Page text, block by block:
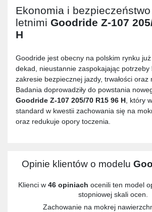
Ekonomia i
letnimi Goodride Z-107
H
Goodride jest obecny na polskim rynku
dekad, nieustannie zaspokajając potrzeby
zakresie bezpiecznej jazdy, trwałości oraz
Badania doprowadziły do powstania
Goodride Z-107 205/70 R15 96 H, który
standard w kwestii zachowania się na
oraz redukuje opory toczenia.
Opinie klientów o modelu
Klienci w 46 opiniach ocenili ten model
stopniowej skali ocen.
Zachowanie na mokrej